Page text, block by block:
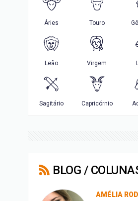
BLOG /
AMÉLIA